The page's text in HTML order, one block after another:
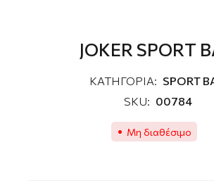
JOKER SPORT
ΚΑΤΗΓΟΡΙΑ: SPORT
SKU: 00784
Μη διαθέσιμο